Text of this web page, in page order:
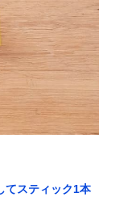
てスティック1本